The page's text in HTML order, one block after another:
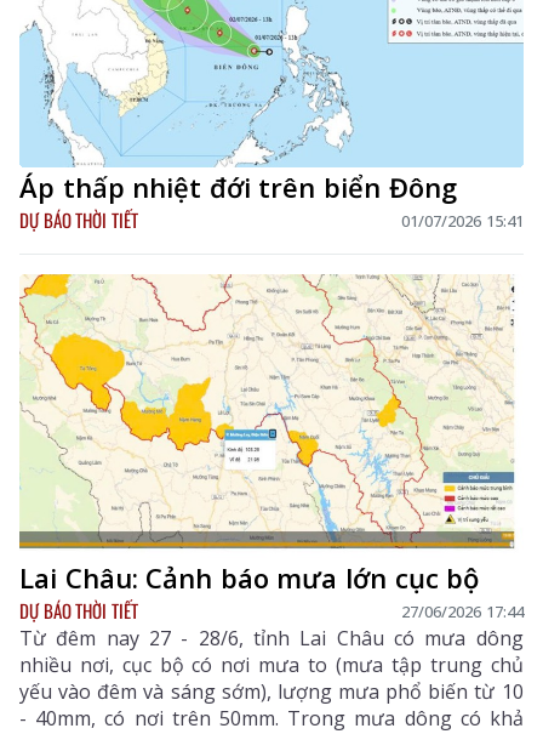
Áp thấp nhiệt đới trên biển Đông
DỰ BÁO THỜI TIẾT 01/07/2026 15:41
Lai Châu: Cảnh báo mưa lớn cục bộ
DỰ BÁO THỜI TIẾT 27/06/2026 17:44
Từ đêm nay 27 - 28/6, tỉnh Lai Châu có mưa dông
nhiều nơi, cục bộ có nơi mưa to (mưa tập trung chủ
yếu vào đêm và sáng sớm), lượng mưa phổ biến từ 10
- 40mm, có nơi trên 50mm. Trong mưa dông có khả